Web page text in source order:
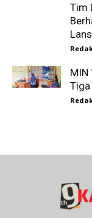
Tim
MIN
Tiga